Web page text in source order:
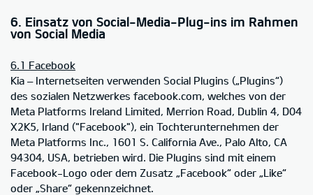
6. Einsatz von Social-Media-Plug-ins im Rahmen
von Social Media
6.1 Facebook
Kia – Internetseiten verwenden Social Plugins („Plugins“)
des sozialen Netzwerkes facebook.com, welches von der
Meta Platforms Ireland Limited, Merrion Road, Dublin 4, D04
X2K5, Irland ("Facebook"), ein Tochterunternehmen der
Meta Platforms Inc., 1601 S. California Ave., Palo Alto, CA
94304, USA, betrieben wird. Die Plugins sind mit einem
Facebook-Logo oder dem Zusatz „Facebook“ oder „Like“
oder „Share“ gekennzeichnet.